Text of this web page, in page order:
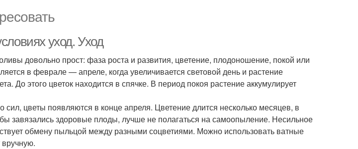
уход. Уход
довольно прост: фаза роста и развития, цветение, плодоношение, покой или
в феврале — апреле, когда увеличивается световой день и растение
До этого цветок находится в спячке. В период покоя растение аккумулирует
сил, цветы появляются в конце апреля. Цветение длится несколько месяцев, в
завязались здоровые плоды, лучше не полагаться на самоопыление. Несильное
обмену пыльцой между разными соцветиями. Можно использовать ватные